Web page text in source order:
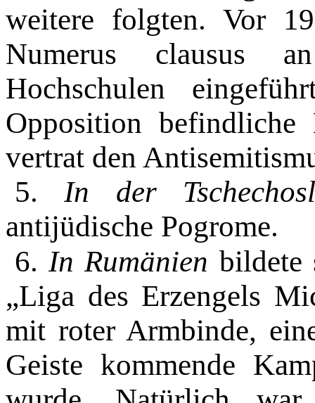
weitere folgten. Vor
Numerus clausus
Hochschulen
Opposition befindliche
vertrat den
5. In der
antijüdische Po­grome.
6. In Rumänien bildete
„Liga des Erzengels
mit roter Armbinde,
Geiste kommende